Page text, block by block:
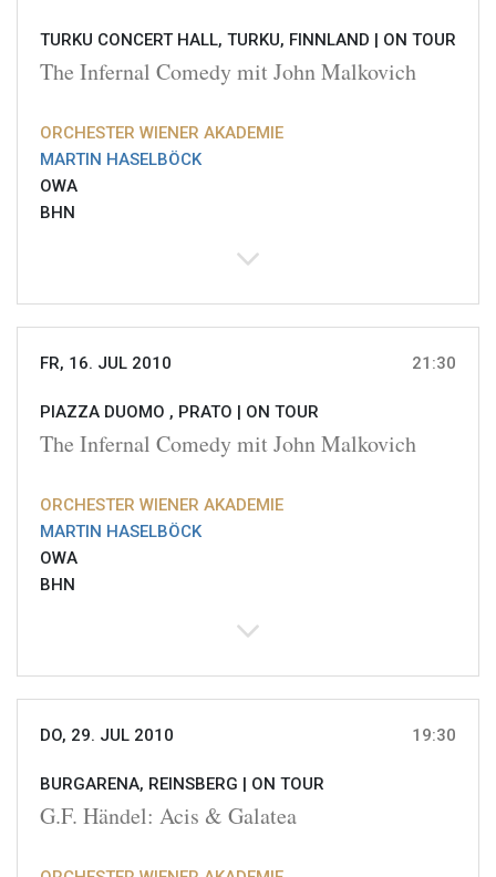
TURKU CONCERT HALL, TURKU, FINNLAND | ON TOUR
The Infernal Comedy mit John Malkovich
ORCHESTER WIENER AKADEMIE
MARTIN HASELBÖCK
OWA
BHN
FR, 16. JUL 2010 21:30
PIAZZA DUOMO , PRATO | ON TOUR
The Infernal Comedy mit John Malkovich
ORCHESTER WIENER AKADEMIE
MARTIN HASELBÖCK
OWA
BHN
DO, 29. JUL 2010 19:30
BURGARENA, REINSBERG | ON TOUR
G.F. Händel: Acis & Galatea